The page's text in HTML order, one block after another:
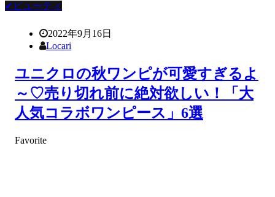
✔ビューティ
2022年9月16日
Locari
ユニクロの秋ワンピが可愛すぎるよ
～♡売り切れ前に絶対欲しい！「大
人気コラボワンピース」6選
Favorite